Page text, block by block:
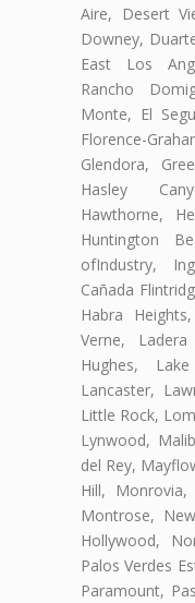
Aire, Desert
Downey,
East Los
Rancho
Monte, El
Florence-
Glendora,
Hasley
Hawthorne,
Huntington
ofIndustry,
Cañada
Habra
Verne,
Hughes,
Lancaster,
Little Rock,
Lynwood,
del Rey,
Hill,
Montrose,
Hollywood,
Palos Verdes
Paramount,